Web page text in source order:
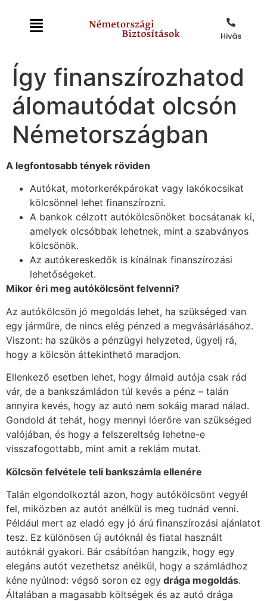
Hivás
Így finanszírozhatod
álomautódat olcsón
Németországban
A legfontosabb tények röviden
Autókat, motorkerékpárokat vagy lakókocsikat
kölcsönnel lehet finanszírozni.
A bankok célzott autókölcsönöket bocsátanak ki,
amelyek olcsóbbak lehetnek, mint a szabványos
kölcsönök.
Az autókereskedők is kínálnak finanszírozási
lehetőségeket.
Mikor éri meg autókölcsönt felvenni?
Az autókölcsön jó megoldás lehet, ha szükséged van
egy járműre, de nincs elég pénzed a megvásárlásához.
Viszont: ha szűkös a pénzügyi helyzeted, ügyelj rá,
hogy a kölcsön áttekinthető maradjon.
Ellenkező esetben lehet, hogy álmaid autója csak rád
vár, de a bankszámládon túl kevés a pénz – talán
annyira kevés, hogy az autó nem sokáig marad nálad.
Gondold át tehát, hogy mennyi lóerőre van szükséged
valójában, és hogy a felszereltség lehetne-e
visszafogottabb, mint amit a reklám mutat.
Kölcsön felvétele teli bankszámla ellenére
Talán elgondolkoztál azon, hogy autókölcsönt vegyél
fel, miközben az autót anélkül is meg tudnád venni.
Például mert az eladó egy jó árú finanszírozási ajánlatot
tesz. Ez különösen új autóknál és fiatal használt
autóknál gyakori. Bár csábítóan hangzik, hogy egy
elegáns autót vezethetsz anélkül, hogy a számládhoz
kéne nyúlnod: végső soron ez egy drága megoldás.
Általában a magasabb költségek és az autó drága